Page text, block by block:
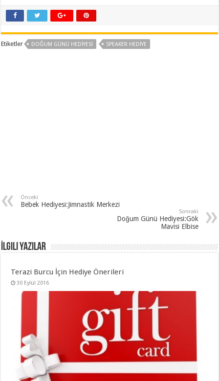
Etiketler DOĞUM GÜNÜ HEDIYESI SPEAKER HEDIYE
Önceki
Bebek Hediyesi:Jimnastik Merkezi
Sonraki
Doğum Günü Hediyesi:Gök
Mavisi Elbise
İlgili Yazılar
Terazi Burcu İçin Hediye Önerileri
30 Eylül 2016